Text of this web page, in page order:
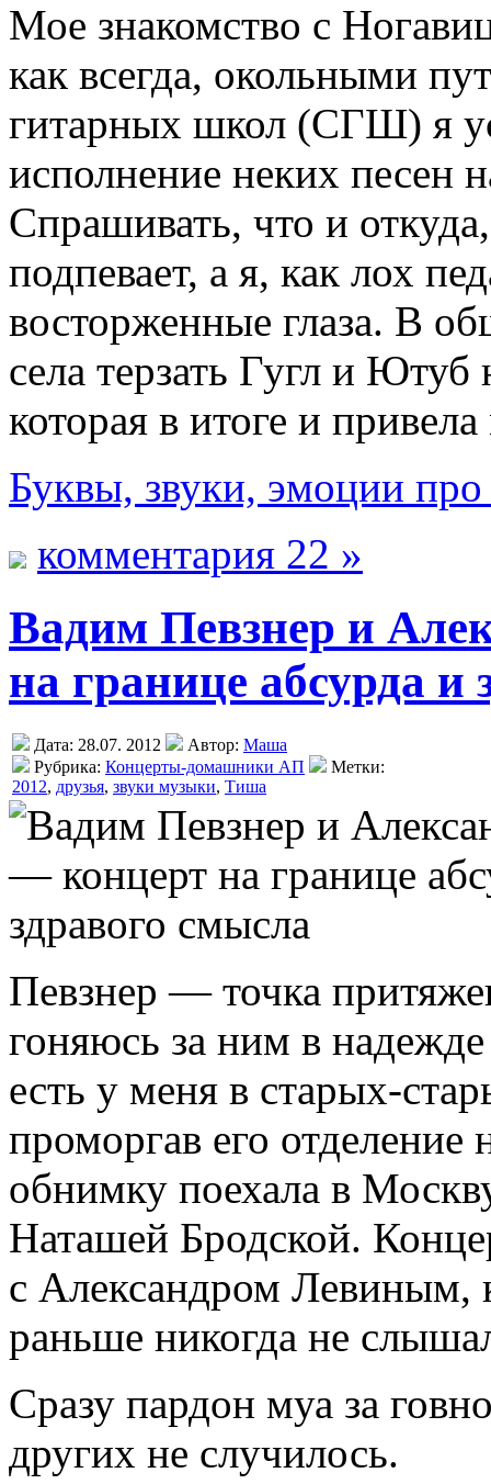
Мое знакомство с
как всегда, окольными
гитарных школ (СГШ) я
исполнение неких песен
Спрашивать, что и
подпевает, а я, как лох
восторженные глаза. В
села терзать Гугл и
которая в итоге и
Буквы, звуки, эмоции
комментария 22 »
Вадим Певзнер и
на границе абсурда и
Дата: 28.07. 2012 Автор: Маша
Рубрика: Концерты-домашники АП
Метки:
2012, друзья, звуки музыки, Тиша
Певзнер — точка
гоняюсь за ним в
есть у меня в старых-
проморгав его отделение
обнимку поехала в
Наташей Бродской.
с Александром Левиным,
раньше никогда не
Сразу пардон муа за
других не случилось.